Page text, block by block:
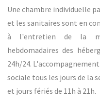
Une chambre individuelle
et les sanitaires sont en
à l'entretien de la
hebdomadaires des
24h/24.
sociale tous les jours de la
et jours fériés de 11h à 21h.